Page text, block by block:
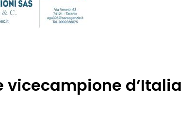
vicecampione d’Italia